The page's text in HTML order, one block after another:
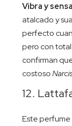
Vibra y
atalcado y
perfecto
pero con
confirman
costoso
12.
Este